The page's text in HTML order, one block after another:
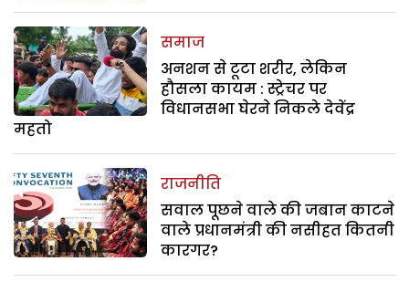
समाज
अनशन से टूटा शरीर, लेकिन
हौसला कायम : स्ट्रेचर पर
विधानसभा घेरने निकले देवेंद्र
महतो
राजनीति
सवाल पूछने वाले की जबान काटने
वाले प्रधानमंत्री की नसीहत कितनी
कारगर?